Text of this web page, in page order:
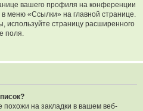
вашего профиля на конференции
меню «Ссылки» на главной странице.
используйте страницу расширенного
поля.
похожи на закладки в вашем веб-